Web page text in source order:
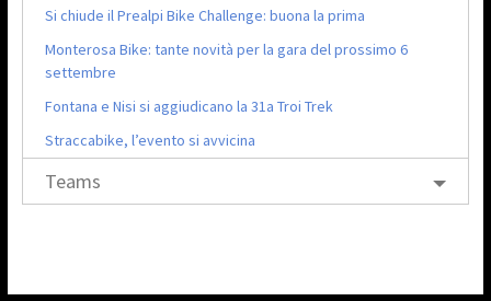
Si chiude il Prealpi Bike Challenge: buona la prima
Monterosa Bike: tante novità per la gara del prossimo 6
settembre
Fontana e Nisi si aggiudicano la 31a Troi Trek
Straccabike, l’evento si avvicina
Teams